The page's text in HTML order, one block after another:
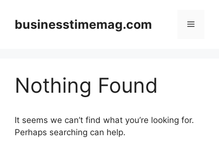
contentbusinesstimemag.com Menu
Nothing Found
It seems we can’t find what you’re looking for.
Perhaps searching can help.